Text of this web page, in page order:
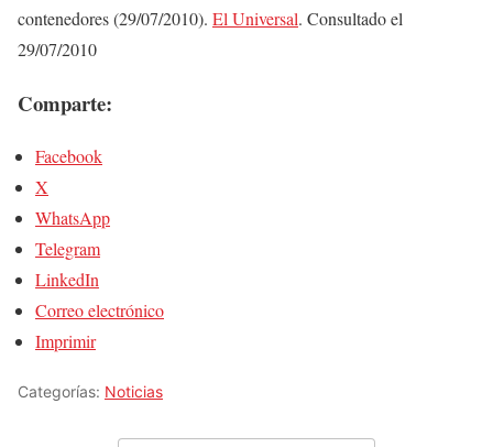
contenedores (29/07/2010). El Universal. Consultado el
29/07/2010
Comparte:
Facebook
X
WhatsApp
Telegram
LinkedIn
Correo electrónico
Imprimir
Categorías: Noticias